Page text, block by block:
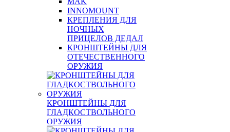
INNOMOUNT
КРЕПЛЕНИЯ ДЛЯ
НОЧНЫХ
ПРИЦЕЛОВ ДЕДАЛ
КРОНШТЕЙНЫ ДЛЯ
ОТЕЧЕСТВЕННОГО
ОРУЖИЯ
КРОНШТЕЙНЫ ДЛЯ
ГЛАДКОСТВОЛЬНОГО
ОРУЖИЯ